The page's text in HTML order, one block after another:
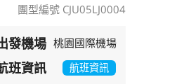
團型編號 CJU05LJ0004
發機場 桃園國際機場
班資訊 航班資訊